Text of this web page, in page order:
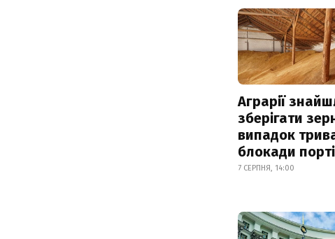
Аграрії
зберігати
випадок
блокади
7 СЕРПНЯ, 14:00